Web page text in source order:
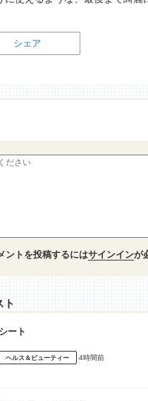
シェア
ントを投稿するにはサインインが
ト
ート
ヘルス＆ビューティー 4時間前